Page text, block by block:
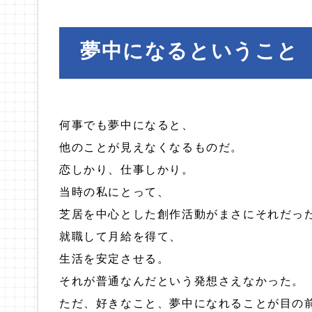
夢中になるということ
何事でも夢中になると、
他のことが見えなくなるものだ。
恋しかり、仕事しかり。
当時の私にとって、
芝居を中心とした創作活動がまさにそれだっ
就職して月給を得て、
生活を安定させる。
それが普通なんだという発想さえなかった。
ただ、好きなこと、夢中になれることが目の